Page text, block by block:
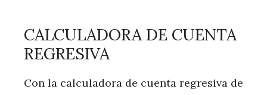
CALCULADORA DE CUENTA
REGRESIVA
Con la calculadora de cuenta regresiva de